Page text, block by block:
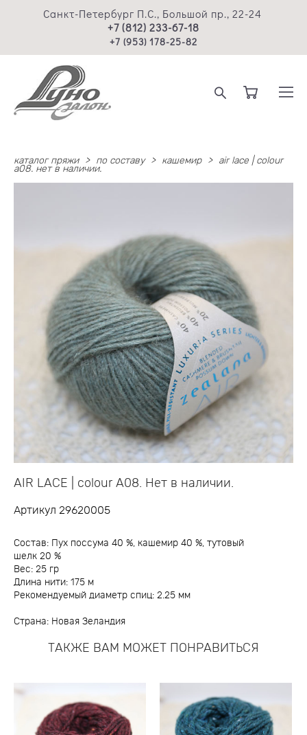
Санкт-Петербург П.С., Большой пр., 22-24
+7 (812) 233-67-18
+7 (953) 178-25-82
каталог пряжи > по составу > кашемир >
air lace | colour
a08. нет в наличии.
AIR LACE | colour A08. Нет в наличии.
Артикул 29620005
Состав: Пух поссума 40 %, кашемир 40 %, тутовый
шелк 20 %
Вес: 25 гр
Длина нити: 175 м
Рекомендуемый диаметр спиц: 2.25 мм
Страна: Новая Зеландия
ТАКЖЕ ВАМ МОЖЕТ ПОНРАВИТЬСЯ